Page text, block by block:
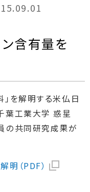
含有量を
」を解明する米仏日
葉工業大学 惑星
の共同研究成果が
（PDF）